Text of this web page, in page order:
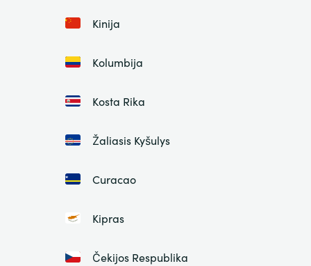
Kinija
Kolumbija
Kosta Rika
Žaliasis Kyšulys
Curacao
Kipras
Čekijos Respublika